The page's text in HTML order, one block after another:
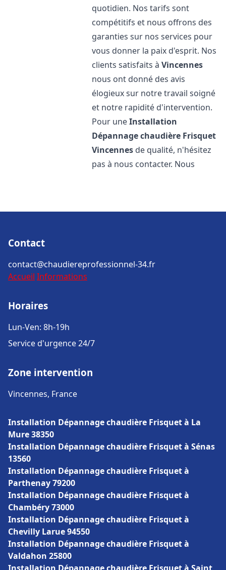
quotidien. Nos tarifs sont
compétitifs et nous offrons des
garanties sur nos services pour
vous donner la paix d'esprit. Nos
clients satisfaits àVincennes
nous ont donné des avis
élogieux sur notre travail soigné
et notre rapidité d'intervention.
Pour uneInstallation
Dépannage chaudière Frisquet
Vincennes de qualité, n'hésitez
pas à nous contacter. Nous
Contact
contact@chaudiereprofessionnel-34.fr
Accueil Informations
Horaires
Lun-Ven: 8h-19h
Service d'urgence 24/7
Zone intervention
Vincennes, France
Installation Dépannage chaudière Frisquet à La
Mure 38350
Installation Dépannage chaudière Frisquet à Sénas
13560
Installation Dépannage chaudière Frisquet à
Parthenay 79200
Installation Dépannage chaudière Frisquet à
Chambéry 73000
Installation Dépannage chaudière Frisquet à
Chevilly Larue 94550
Installation Dépannage chaudière Frisquet à
Valdahon 25800